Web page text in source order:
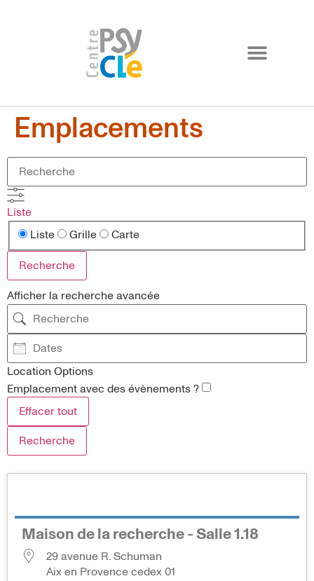
Emplacements
Liste
Liste Grille Carte
Recherche
Afficher la recherche avancée
Location Options
Emplacement avec des évènements ?
Effacer tout
Recherche
Maison de la recherche - Salle 1.18
29 avenue R. Schuman
Aix en Provence cedex 01